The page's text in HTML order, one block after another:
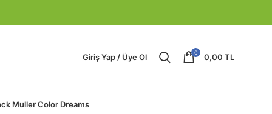
Giriş Yap / Üye Ol 0 0,00 TL
Muller Color Dreams